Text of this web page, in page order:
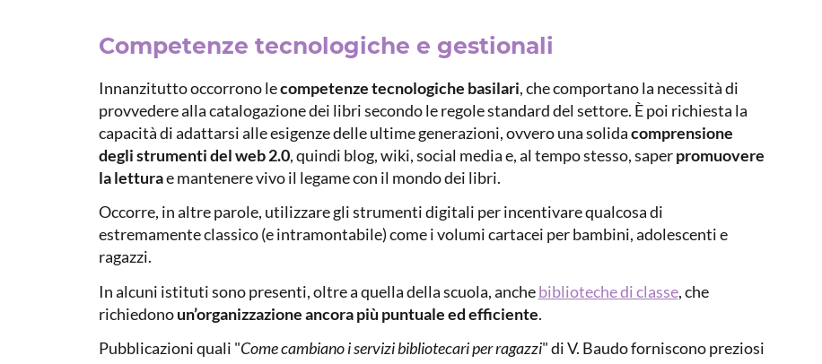
Competenze tecnologiche e gestionali
Innanzitutto occorrono lecompetenze tecnologiche basilari, che comportano la necessità di
provvedere alla catalogazione dei libri secondo le regole standard del settore. È poi richiesta la
capacità di adattarsi alle esigenze delle ultime generazioni, ovvero una solidacomprensione
degli strumenti del web 2.0, quindi blog, wiki, social media e, al tempo stesso, saperpromuovere
la letturae mantenere vivo il legame con il mondo dei libri.
Occorre, in altre parole, utilizzare gli strumenti digitali per incentivare qualcosa di
estremamente classico (e intramontabile) come i volumi cartacei per bambini, adolescenti e
ragazzi.
In alcuni istituti sono presenti, oltre a quella della scuola, anchebiblioteche di classe, che
richiedonoun’organizzazione ancora più puntuale ed efficiente.
Pubblicazioni quali "Come cambiano i servizi bibliotecari per ragazzi" di V. Baudo forniscono preziosi